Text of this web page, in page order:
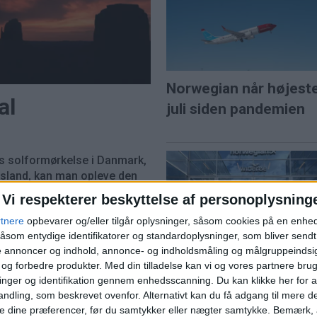
Vi respekterer beskyttelse af
opbevarer og/eller tilgår oplysninger, såsom cookies på en
entydige identifikatorer og standardoplysninger, som bliver
annoncer og indhold, annonce- og indholdsmåling og
forbedre produkter. Med din tilladelse kan vi og vores partnere
og identifikation gennem enhedsscanning. Du kan klikke her for
som beskrevet ovenfor. Alternativt kan du få adgang til mere
dine præferencer, før du samtykker eller nægter samtykke. Bemærk,
solformørkelse i Danmark,
kan man opleve den
stund forsvinder helt.
store naturoplevelser,
hvor dag bliver til nat.
travleste lufthavn
Norwegian når
juli siden pandemien
Norwegians direktør
Karlsen: "Vi bygger et
komplet nordisk
rejsehus"